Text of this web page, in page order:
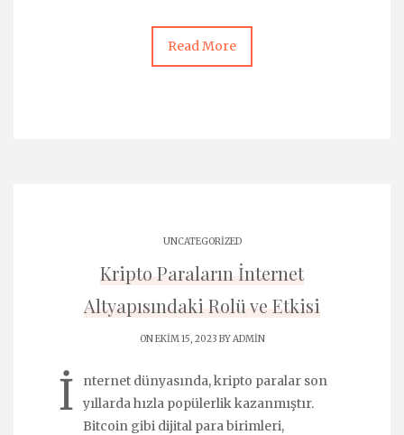
Read More
UNCATEGORIZED
Kripto Paraların İnternet
Altyapısındaki Rolü ve Etkisi
ON EKIM 15, 2023 BYADMIN
İ
nternet dünyasında, kripto paralar son
yıllarda hızla popülerlik kazanmıştır.
Bitcoin gibi dijital para birimleri,